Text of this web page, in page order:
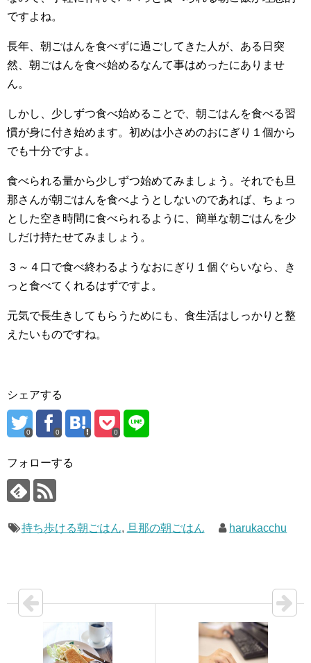
ですよね。
長年、朝ごはんを食べずに過ごしてきた人が、ある日突
然、朝ごはんを食べ始めるなんて事はめったにありませ
ん。
しかし、少しずつ食べ始めることで、朝ごはんを食べる習
慣が身に付き始めます。初めは小さめのおにぎり１個から
でも十分ですよ。
食べられる量から少しずつ始めてみましょう。それでも旦
那さんが朝ごはんを食べようとしないのであれば、ちょっ
とした空き時間に食べられるように、簡単な朝ごはんを少
しだけ持たせてみましょう。
３～４口で食べ終わるようなおにぎり１個ぐらいなら、き
っと食べてくれるはずですよ。
元気で長生きしてもらうためにも、食生活はしっかりと整
えたいものですね。
シェアする
0 0 0
フォローする
持ち歩ける朝ごはん, 旦那の朝ごはん harukacchu